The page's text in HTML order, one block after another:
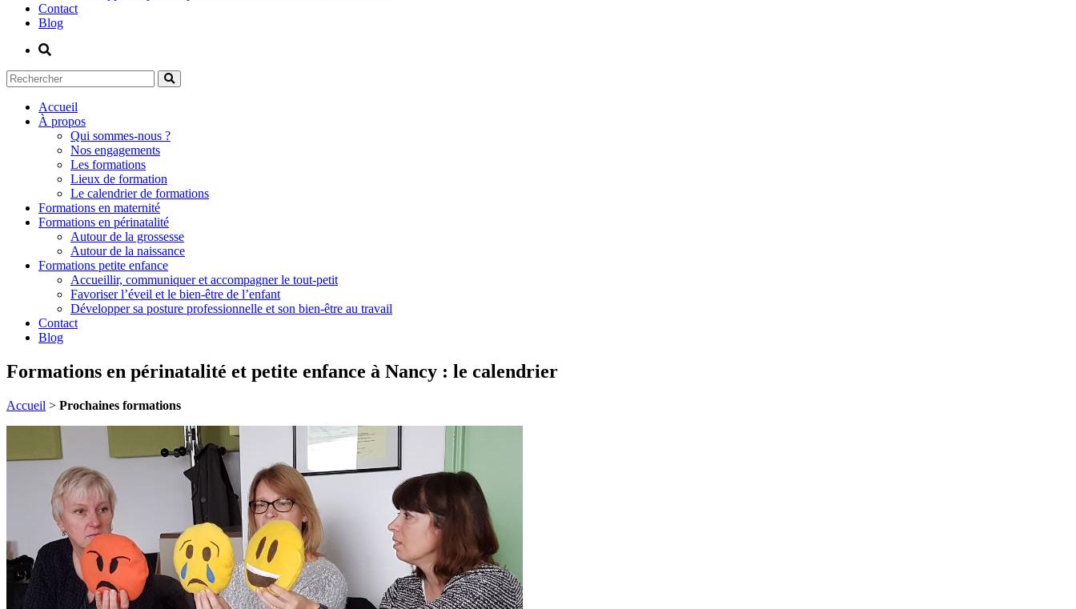
Contact
Blog
Accueil
À propos
Qui sommes-nous ?
Nos engagements
Les formations
Lieux de formation
Le calendrier de formations
Formations en maternité
Formations en périnatalité
Autour de la grossesse
Autour de la naissance
Formations petite enfance
Accueillir, communiquer et accompagner le tout-petit
Favoriser l’éveil et le bien-être de l’enfant
Développer sa posture professionnelle et son bien-être au travail
Contact
Blog
Formations en périnatalité et petite enfance à Nancy : le calendrier
Accueil > Prochaines formations